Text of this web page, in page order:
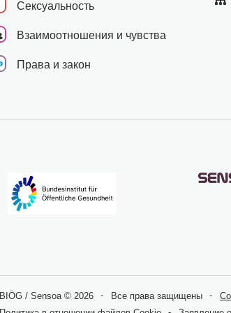
Сексуальность
Взаимоотношения и чувства
Права и закон
BIÖG / Sensoa © 2026 Все права защищены